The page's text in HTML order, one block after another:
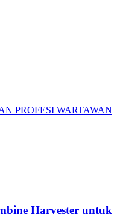
PROFESI WARTAWAN
Harvester untuk